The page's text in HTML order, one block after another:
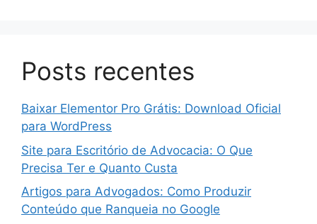
Posts recentes
Baixar Elementor Pro Grátis: Download Oficial
para WordPress
Site para Escritório de Advocacia: O Que
Precisa Ter e Quanto Custa
Artigos para Advogados: Como Produzir
Conteúdo que Ranqueia no Google